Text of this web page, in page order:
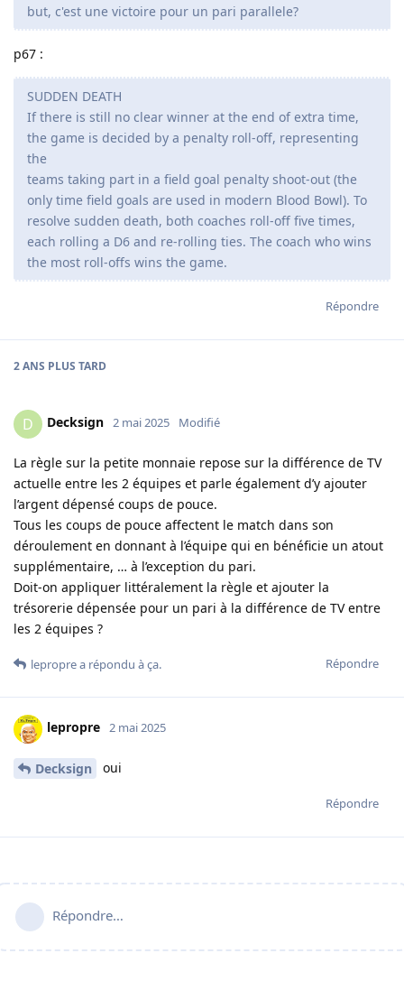
but, c'est une victoire pour un pari parallele?
p67 :
SUDDEN DEATH
If there is still no clear winner at the end of extra time,
the game is decided by a penalty roll-off, representing
the
teams taking part in a field goal penalty shoot-out (the
only time field goals are used in modern Blood Bowl). To
resolve sudden death, both coaches roll-off five times,
each rolling a D6 and re-rolling ties. The coach who wins
the most roll-offs wins the game.
Répondre
2 ANS PLUS TARD
D Decksign 2 mai 2025 Modifié
La règle sur la petite monnaie repose sur la différence de TV
actuelle entre les 2 équipes et parle également d’y ajouter
l’argent dépensé coups de pouce.
Tous les coups de pouce affectent le match dans son
déroulement en donnant à l’équipe qui en bénéficie un atout
supplémentaire, … à l’exception du pari.
Doit-on appliquer littéralement la règle et ajouter la
trésorerie dépensée pour un pari à la différence de TV entre
les 2 équipes ?
Répondre
leproprea répondu à ça.
lepropre 2 mai 2025
Decksign oui
Répondre
Répondre…